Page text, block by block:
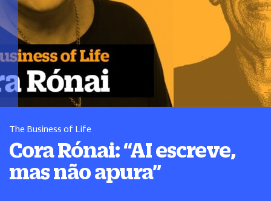
The Business of Life
Cora Rónai:“AI escreve,
mas não apura”